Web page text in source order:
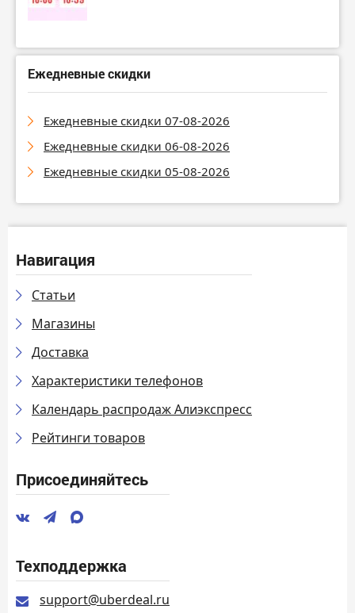
Ежедневные скидки
Ежедневные скидки 07-08-2026
Ежедневные скидки 06-08-2026
Ежедневные скидки 05-08-2026
Навигация
Статьи
Магазины
Доставка
Характеристики телефонов
Календарь распродаж Алиэкспресс
Рейтинги товаров
Присоединяйтесь
Техподдержка
support@uberdeal.ru